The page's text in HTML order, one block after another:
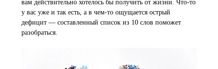
вам действительно хотелось бы получить от жизни. Что-то
у вас уже и так есть, а в чем-то ощущается острый
дефицит — составленный список из 10 слов поможет
разобраться.